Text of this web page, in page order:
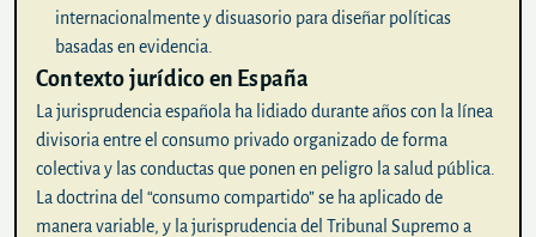
internacionalmente y disuasorio para diseñar políticas
basadas en evidencia.
Contexto jurídico en España
La jurisprudencia española ha lidiado durante años con la línea
divisoria entre el consumo privado organizado de forma
colectiva y las conductas que ponen en peligro la salud pública.
La doctrina del “consumo compartido” se ha aplicado de
manera variable, y la jurisprudencia del Tribunal Supremo a